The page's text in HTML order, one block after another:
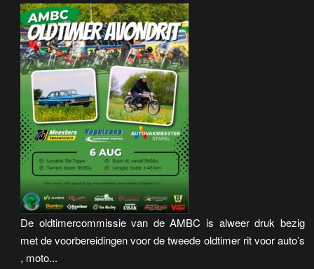
De oldtimercommissie van de AMBC is alweer druk bezig
met de voorbereidingen voor de tweede oldtimer rit voor auto’s
, moto...